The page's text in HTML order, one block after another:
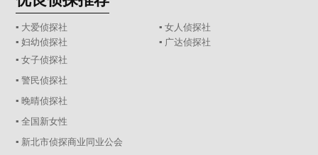
▪ 大爱侦探社
▪ 女人侦探社
▪ 妇幼侦探社
▪ 广达侦探社
▪ 女子侦探社
▪ 警民侦探社
▪ 晚晴侦探社
▪ 全国新女性
▪ 新北市侦探商业同业公会